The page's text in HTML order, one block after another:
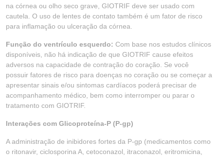
na córnea ou olho seco grave, GIOTRIF deve ser usado com
cautela. O uso de lentes de contato também é um fator de risco
para inflamação ou ulceração da córnea.
Função do ventrículo esquerdo: Com base nos estudos clínicos
disponíveis, não há indicação de que GIOTRIF cause efeitos
adversos na capacidade de contração do coração. Se você
possuir fatores de risco para doenças no coração ou se começar a
apresentar sinais e/ou sintomas cardíacos poderá precisar de
acompanhamento médico, bem como interromper ou parar o
tratamento com GIOTRIF.
Interações com Glicoproteína-P (P-gp)
A administração de inibidores fortes da P-gp (medicamentos como
o ritonavir, ciclosporina A, cetoconazol, itraconazol, eritromicina,